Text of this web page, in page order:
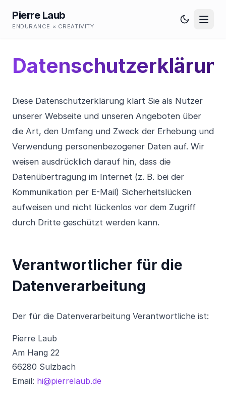
Pierre Laub
ENDURANCE × CREATIVITY
Diese Datenschutzerklärung klärt Sie als Nutzer
unserer Webseite und unseren Angeboten über
die Art, den Umfang und Zweck der Erhebung und
Verwendung personenbezogener Daten auf. Wir
weisen ausdrücklich darauf hin, dass die
Datenübertragung im Internet (z. B. bei der
Kommunikation per E-Mail) Sicherheitslücken
aufweisen und nicht lückenlos vor dem Zugriff
durch Dritte geschützt werden kann.
Verantwortlicher für die
Datenverarbeitung
Der für die Datenverarbeitung Verantwortliche ist:
Pierre Laub
Am Hang 22
66280 Sulzbach
Email: hi@pierrelaub.de